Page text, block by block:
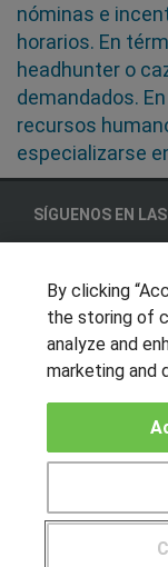
nóminas e
horarios. En
headhunter o
demandados.
recursos
especializarse
SÍGUENOS EN
OTROS GRUPOS
Muro de los
Locos por las
CENTROS DE
Publicar cursos
By clicking
the storing of
analyze and
marketing and